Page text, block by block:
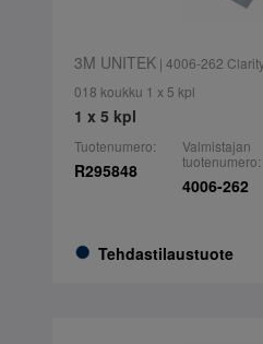
3M UNITEK| 4006-262
018 koukku 1 x 5 kpl
1 x 5 kpl
Tuotenumero:
R295848
Tehdastilaustuote
Valmistajan
tuotenumero:
4006-262